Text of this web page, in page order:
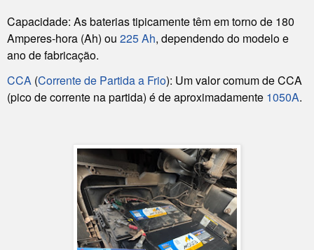
Capacidade: As baterias tipicamente têm em torno de 180
Amperes-hora (Ah) ou 225 Ah, dependendo do modelo e
ano de fabricação.
CCA (Corrente de Partida a Frio): Um valor comum de CCA
(pico de corrente na partida) é de aproximadamente 1050A.